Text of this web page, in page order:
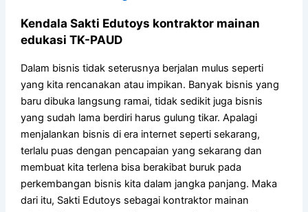
Kendala Sakti Edutoys kontraktor mainan
edukasi TK-PAUD
Dalam bisnis tidak seterusnya berjalan mulus seperti
yang kita rencanakan atau impikan. Banyak bisnis yang
baru dibuka langsung ramai, tidak sedikit juga bisnis
yang sudah lama berdiri harus gulung tikar. Apalagi
menjalankan bisnis di era internet seperti sekarang,
terlalu puas dengan pencapaian yang sekarang dan
membuat kita terlena bisa berakibat buruk pada
perkembangan bisnis kita dalam jangka panjang. Maka
dari itu, Sakti Edutoys sebagai kontraktor mainan